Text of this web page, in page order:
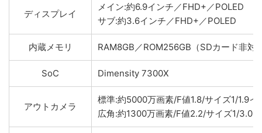
ディスプレイ
メイン:約6.9インチ／FHD+／POLED
サブ:約3.6インチ ／FHD+／POLED
内蔵メモリ RAM8GB／ROM256GB（SDカード非対
SoC Dimensity 7300X
アウトカメラ
標準:約5000万画素/F値1.8/サイズ1/1.9イ
広角:約1300万画素/F値2.2/サイズ1/3.0